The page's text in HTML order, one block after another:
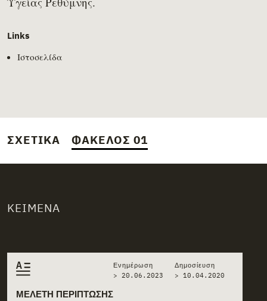
Links
Ιστοσελίδα
ΣΧΕΤΙΚΆ ΦΆΚΕΛΟΣ 01
ΚΕΊΜΕΝΑ
Related stories
ΜΕΛΈΤΗ ΠΕΡΊΠΤΩΣΗΣ
Ενημέρωση
> 20.06.2023
Δημοσίευση
> 10.04.2020